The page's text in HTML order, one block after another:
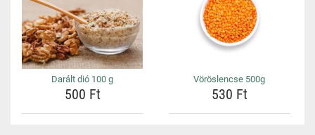
Darált dió 100 g
500 Ft
Vöröslencse 500g
530 Ft